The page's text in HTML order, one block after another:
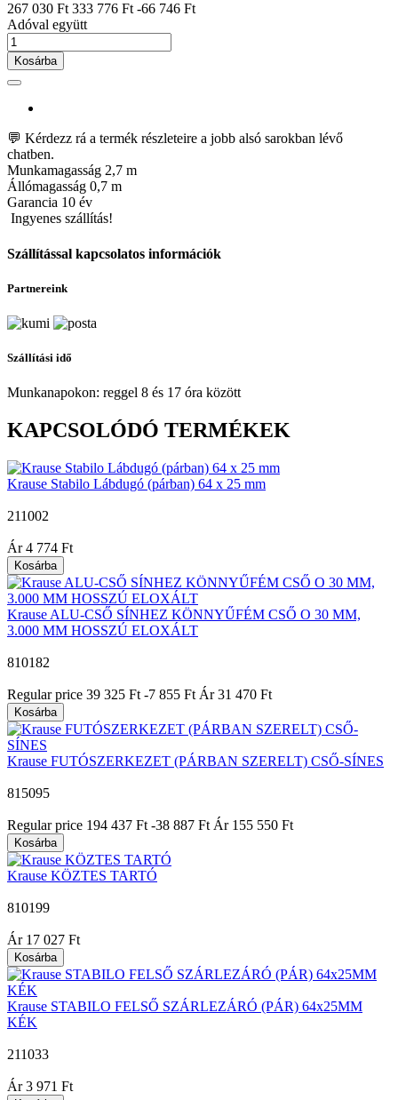
267 030 Ft 333 776 Ft -66 746 Ft
Adóval együtt
Kosárba
💬 Kérdezz rá a termék részleteire a jobb alsó sarokban lévő
chatben.
Munkamagasság 2,7 m
Állómagasság 0,7 m
Garancia 10 év
Ingyenes szállítás!
Szállítással kapcsolatos információk
Partnereink
Szállítási idő
Munkanapokon: reggel 8 és 17 óra között
KAPCSOLÓDÓ TERMÉKEK
Krause Stabilo Lábdugó (párban) 64 x 25 mm
211002
Ár 4 774 Ft
Kosárba
Krause ALU-CSŐ SÍNHEZ KÖNNYŰFÉM CSŐ O 30 MM,
3.000 MM HOSSZÚ ELOXÁLT
810182
Regular price 39 325 Ft -7 855 Ft Ár 31 470 Ft
Kosárba
Krause FUTÓSZERKEZET (PÁRBAN SZERELT) CSŐ-SÍNES
815095
Regular price 194 437 Ft -38 887 Ft Ár 155 550 Ft
Kosárba
Krause KÖZTES TARTÓ
810199
Ár 17 027 Ft
Kosárba
Krause STABILO FELSŐ SZÁRLEZÁRÓ (PÁR) 64x25MM
KÉK
211033
Ár 3 971 Ft